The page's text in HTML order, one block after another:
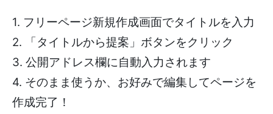
1. フリーページ新規作成画面でタイトルを入力
2. 「タイトルから提案」ボタンをクリック
3. 公開アドレス欄に自動入力されます
4. そのまま使うか、お好みで編集してページを
作成完了！